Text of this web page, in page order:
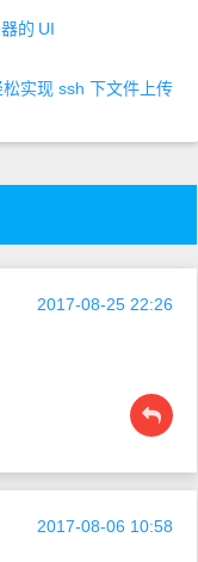
的 UI
实现 ssh 下文件上传
2017-08-25 22:26
2017-08-06 10:58